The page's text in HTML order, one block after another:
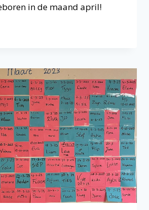
in de maand april!